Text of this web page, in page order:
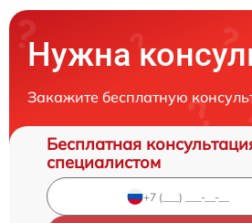
Нужна
Закажите бесплатную
Бесплатная
специалистом